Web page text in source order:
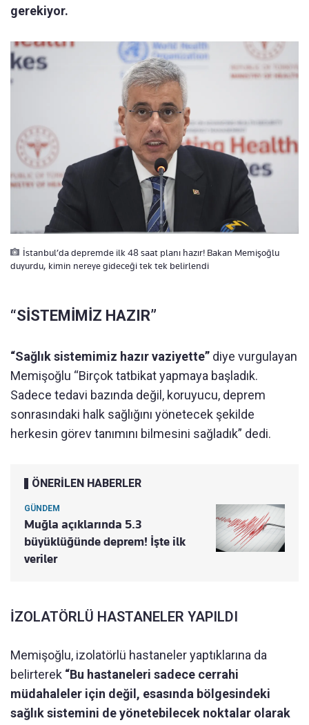
gerekiyor.
İstanbul’da depremde ilk 48 saat planı hazır! Bakan Memişoğlu
duyurdu, kimin nereye gideceği tek tek belirlendi
“SİSTEMİMİZ HAZIR”
“Sağlık sistemimiz hazır vaziyette” diye vurgulayan
Memişoğlu “Birçok tatbikat yapmaya başladık.
Sadece tedavi bazında değil, koruyucu, deprem
sonrasındaki halk sağlığını yönetecek şekilde
herkesin görev tanımını bilmesini sağladık” dedi.
ÖNERİLEN HABERLER
GÜNDEM
Muğla açıklarında 5.3
büyüklüğünde deprem! İşte ilk
veriler
İZOLATÖRLÜ HASTANELER YAPILDI
Memişoğlu, izolatörlü hastaneler yaptıklarına da
belirterek “Bu hastaneleri sadece cerrahi
müdahaleler için değil, esasında bölgesindeki
sağlık sistemini de yönetebilecek noktalar olarak